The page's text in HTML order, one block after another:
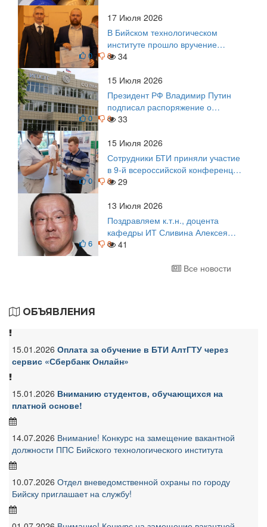
17 Июля 2026
В Бийском технологическом
институте прошло вручение
дипломов
0 0 34
15 Июля 2026
Президент РФ Владимир Путин
подписал распоряжение о
поощрении граждан и трудовых
0 0 33
15 Июля 2026
Сотрудники БТИ приняли участие
в 9-й всероссийской конференции
по задачам со свободными
0 0 29
13 Июля 2026
Поздравляем к.т.н., доцента
кафедры ИТ Сливина Алексея
Николаевича с юбилеем!
6 0 41
Все новости
ОБЪЯВЛЕНИЯ
15.01.2026 Оплата за обучение в БТИ АлтГТУ через
сервис «Сбербанк Онлайн»
15.01.2026 Вниманию студентов, обучающихся на
платной основе!
14.07.2026 Внимание! Конкурс на замещение вакантной
должности ППС Бийского технологического института
10.07.2026 Отдел вневедомственной охраны по городу
Бийску приглашает на службу!